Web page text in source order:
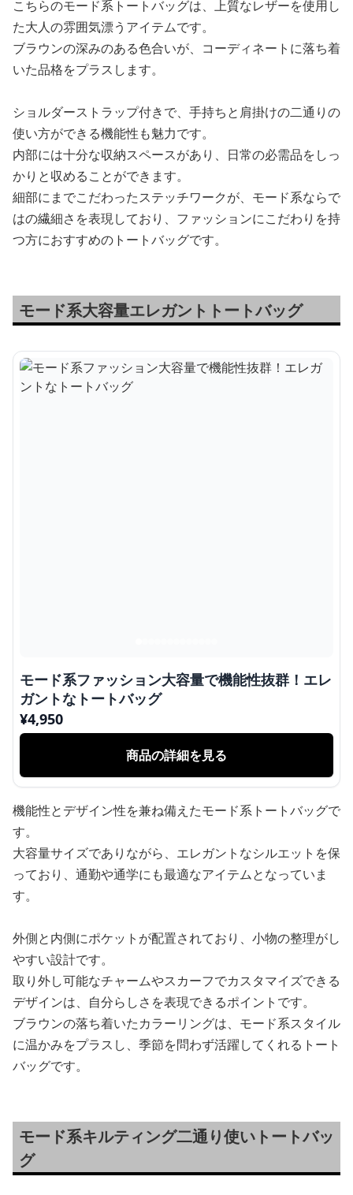
こちらのモード系トートバッグは、上質なレザーを使用し
た大人の雰囲気漂うアイテムです。
ブラウンの深みのある色合いが、コーディネートに落ち着
いた品格をプラスします。
ショルダーストラップ付きで、手持ちと肩掛けの二通りの
使い方ができる機能性も魅力です。
内部には十分な収納スペースがあり、日常の必需品をしっ
かりと収めることができます。
細部にまでこだわったステッチワークが、モード系ならで
はの繊細さを表現しており、ファッションにこだわりを持
つ方におすすめのトートバッグです。
モード系大容量エレガントトートバッグ
モード系ファッション大容量で機能性抜群！エレ
ガントなトートバッグ
¥4,950
商品の詳細を見る
機能性とデザイン性を兼ね備えたモード系トートバッグで
す。
大容量サイズでありながら、エレガントなシルエットを保
っており、通勤や通学にも最適なアイテムとなっていま
す。
外側と内側にポケットが配置されており、小物の整理がし
やすい設計です。
取り外し可能なチャームやスカーフでカスタマイズできる
デザインは、自分らしさを表現できるポイントです。
ブラウンの落ち着いたカラーリングは、モード系スタイル
に温かみをプラスし、季節を問わず活躍してくれるトート
バッグです。
モード系キルティング二通り使いトートバッ
グ